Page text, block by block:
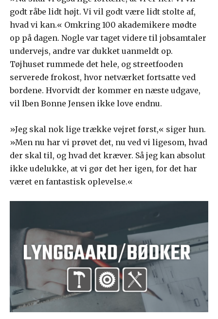
godt råbe lidt højt. Vi vil godt være lidt stolte af,
hvad vi kan.« Omkring 100 akademikere mødte
op på dagen. Nogle var taget videre til jobsamtaler
undervejs, andre var dukket uanmeldt op.
Tøjhuset rummede det hele, og streetfooden
serverede frokost, hvor netværket fortsatte ved
bordene. Hvorvidt der kommer en næste udgave,
vil Iben Bonne Jensen ikke love endnu.
»Jeg skal nok lige trække vejret først,« siger hun.
»Men nu har vi prøvet det, nu ved vi ligesom, hvad
der skal til, og hvad det kræver. Så jeg kan absolut
ikke udelukke, at vi gør det her igen, for det har
været en fantastisk oplevelse.«